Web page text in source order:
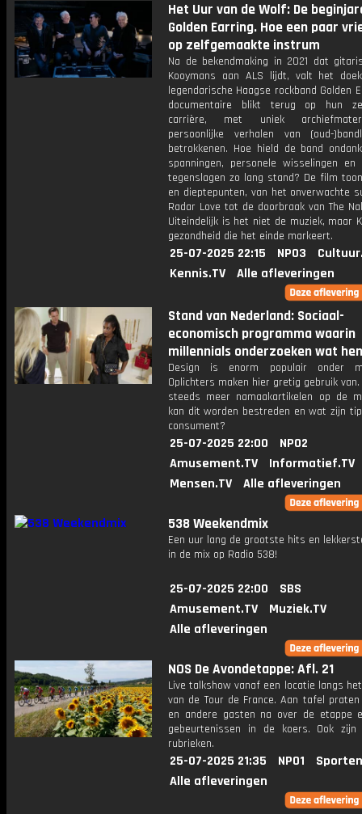
Het Uur van de Wolf: De
Golden Earring. Hoe een paar
op zelfgemaakte instrum
Na de bekendmaking in 2021 dat
Kooymans aan ALS lijdt, valt het
legendarische Haagse rockband Golden
documentaire blikt terug op hun
carrière, met uniek
persoonlijke verhalen van (oud-
betrokkenen. Hoe hield de band
spanningen, personele wisselingen en
tegenslagen zo lang stand? De film
en dieptepunten, van het onverwachte
Radar Love tot de doorbraak van The
Uiteindelijk is het niet de muziek, maar
gezondheid die het einde markeert.
25-07-2025 22:15 NPO3
Kennis.TV
Alle afleveringen
Stand van Nederland: Sociaal-
economisch programma waarin
millennials onderzoeken wat
Design is enorm populair onder
Oplichters maken hier gretig gebruik
steeds meer namaakartikelen op de
kan dit worden bestreden en wat zijn
consument?
25-07-2025 22:00
NPO2
Amusement.TV
Informatief.TV
Mensen.TV
Alle afleveringen
538 Weekendmix
Een uur lang de grootste hits en
in de mix op Radio 538!
25-07-2025 22:00
SBS
Amusement.TV
Muziek.TV
Alle afleveringen
NOS De Avondetappe: Afl. 21
Live talkshow vanaf een locatie langs
van de Tour de France. Aan tafel
en andere gasten na over de etappe
gebeurtenissen in de koers. Ook
rubrieken.
25-07-2025 21:35 NPO1
Alle afleveringen